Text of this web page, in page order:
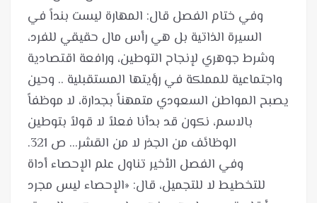
وفي ختام الفصل قال: المهارة ليست بنداً في
السيرة الذاتية بل هي رأس مال حقيقي للفرد،
وشرط جوهري لإنجاح التوطين، ورافعة اقتصادية
واجتماعية للمملكة في رؤيتها المستقبلية .. وحين
يصبح المواطن السعودي متمهناً بجدارة، لا موظفاً
بالاسم، نكون قد بدأنا فعلاً لا قولاً بتوطين
وفي الفصل الأخير تناول علم الإحصاء أداة
للتخطيط لا للتجميل، قال: «الإحصاء ليس مجرد